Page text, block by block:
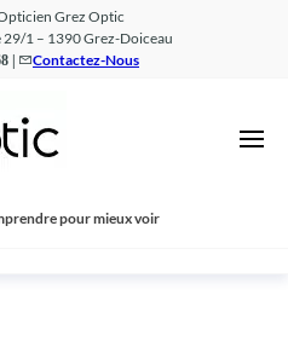
Grez Optic
29/1 – 1390 Grez-Doiceau
| Contactez-Nous
Optic
pour mieux voir